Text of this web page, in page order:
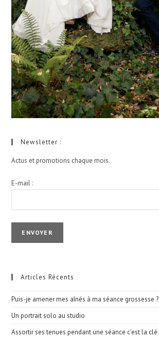
Newsletter :
Actus et promotions chaque mois.
E-mail :
Articles Récents
Puis-je amener mes aînés à ma séance grossesse ?
Un portrait solo au studio
Assortir ses tenues pendant une séance c’est la clé